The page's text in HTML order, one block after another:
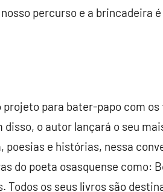
percurso e a brincadeira
para bater-papo com
o autor lançará o seu
poesias e histórias, nessa
do poeta osasquense como:
Todos os seus livros são